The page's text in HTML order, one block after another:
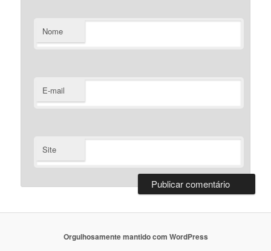
Nome
E-mail
Site
Orgulhosamente mantido com WordPress